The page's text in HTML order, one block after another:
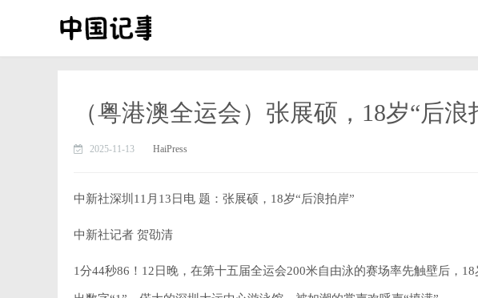
（粤港澳全运会）张展硕，18岁“后浪
2025-11-13 HaiPress
中新社深圳11月13日电 题：张展硕，18岁“后浪拍岸”
中新社记者 贺劭清
1分44秒86！12日晚，在第十五届全运会200米自由泳的赛场率先触壁后，